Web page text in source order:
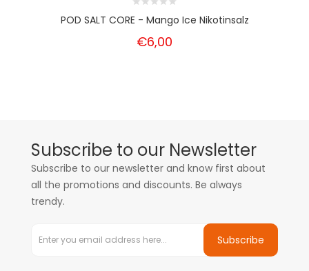
POD SALT CORE - Mango Ice Nikotinsalz
€6,00
Subscribe to our Newsletter
Subscribe to our newsletter and know first about
all the promotions and discounts. Be always
trendy.
Subscribe